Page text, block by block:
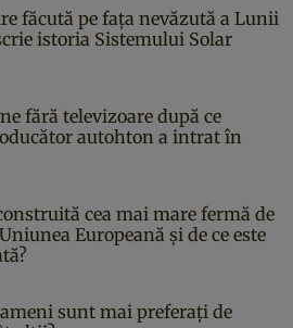
făcută pe fața nevăzută a Lunii
istoria Sistemului Solar
fără televizoare după ce
autohton a intrat în
cea mai mare fermă de
Europeană și de ce este
sunt mai preferați de